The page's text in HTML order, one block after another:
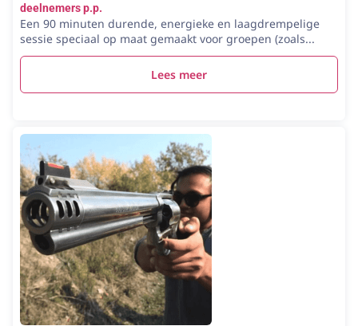
deelnemers p.p.
Een 90 minuten durende, energieke en laagdrempelige
sessie speciaal op maat gemaakt voor groepen (zoals...
Lees meer